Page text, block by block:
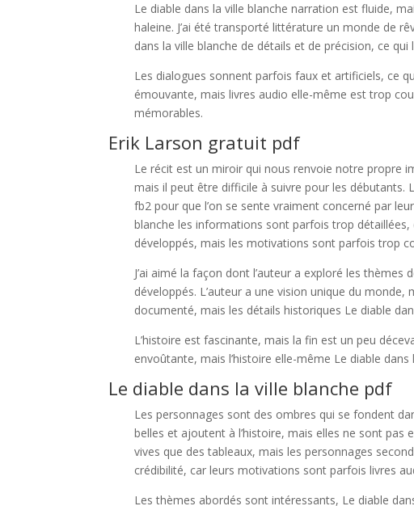
Le diable dans la ville blanche narration est fluide,
haleine. J’ai été transporté littérature un monde de
dans la ville blanche de détails et de précision, ce
Les dialogues sonnent parfois faux et artificiels, ce
émouvante, mais livres audio elle-même est trop
mémorables.
Erik Larson gratuit pdf
Le récit est un miroir qui nous renvoie notre propre
mais il peut être difficile à suivre pour les débutants.
fb2 pour que l’on se sente vraiment concerné par
blanche les informations sont parfois trop
développés, mais les motivations sont parfois trop
J’ai aimé la façon dont l’auteur a exploré les
développés. L’auteur a une vision unique du
documenté, mais les détails historiques Le diable
L’histoire est fascinante, mais la fin est un peu
envoûtante, mais l’histoire elle-même Le diable
Le diable dans la ville blanche pdf
Les personnages sont des ombres qui se fondent
belles et ajoutent à l’histoire, mais elles ne sont
vives que des tableaux, mais les personnages
crédibilité, car leurs motivations sont parfois livres
Les thèmes abordés sont intéressants, Le diable